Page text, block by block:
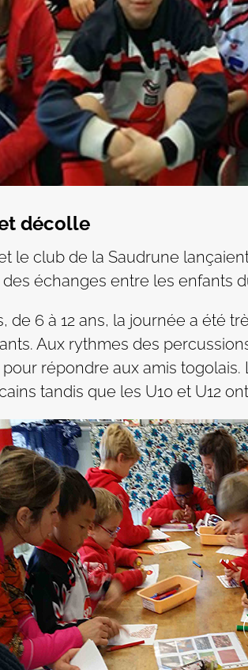
décolle
le club de la Saudrune
échanges entre les enfants
6 à 12 ans, la journée a été
Aux rythmes des
répondre aux amis
tandis que les U10 et U12